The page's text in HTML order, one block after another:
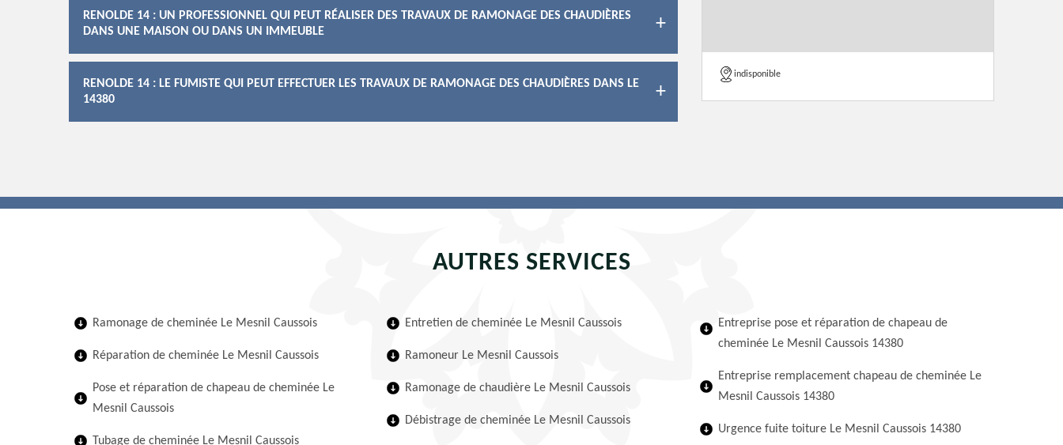
RENOLDE 14 : UN PROFESSIONNEL QUI PEUT RÉALISER DES TRAVAUX DE RAMONAGE DES CHAUDIÈRES
DANS UNE MAISON OU DANS UN IMMEUBLE
RENOLDE 14 : LE FUMISTE QUI PEUT EFFECTUER LES TRAVAUX DE RAMONAGE DES CHAUDIÈRES DANS LE
14380
indisponible
AUTRES SERVICES
Ramonage de cheminée Le Mesnil Caussois
Réparation de cheminée Le Mesnil Caussois
Pose et réparation de chapeau de cheminée Le
Mesnil Caussois
Tubage de cheminée Le Mesnil Caussois
Entretien de cheminée Le Mesnil Caussois
Ramoneur Le Mesnil Caussois
Ramonage de chaudière Le Mesnil Caussois
Débistrage de cheminée Le Mesnil Caussois
Entreprise pose et réparation de chapeau de
cheminée Le Mesnil Caussois 14380
Entreprise remplacement chapeau de cheminée Le
Mesnil Caussois 14380
Urgence fuite toiture Le Mesnil Caussois 14380